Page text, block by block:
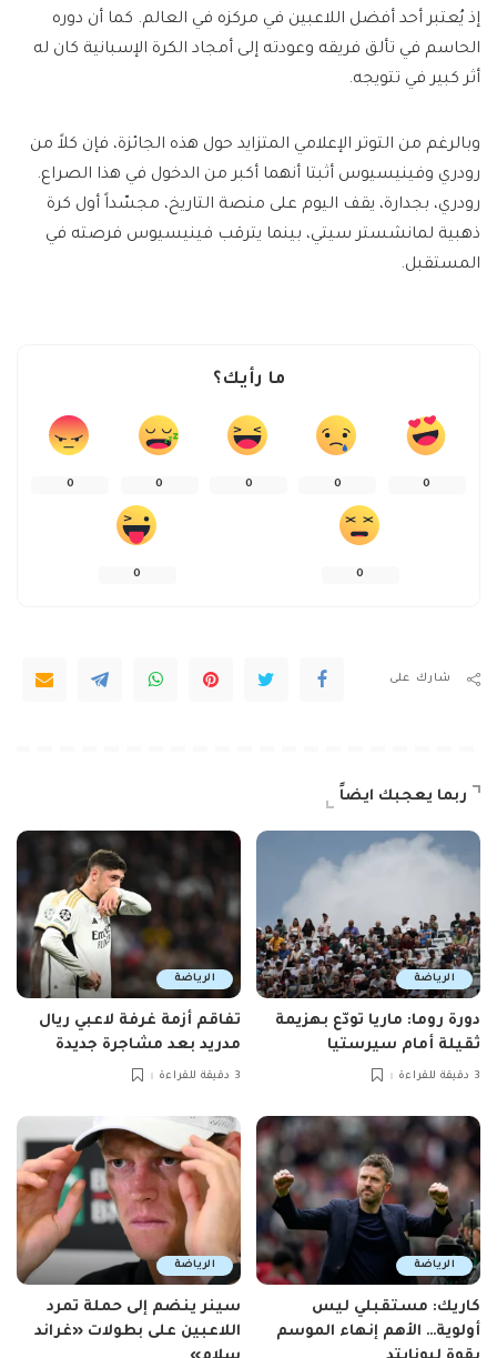
إذ يُعتبر أحد أفضل اللاعبين في مركزه في العالم. كما أن دوره
الحاسم في تألق فريقه وعودته إلى أمجاد الكرة الإسبانية كان له
أثر كبير في تتويجه.
وبالرغم من التوتر الإعلامي المتزايد حول هذه الجائزة، فإن كلاً من
رودري وفينيسيوس أثبتا أنهما أكبر من الدخول في هذا الصراع.
رودري، بجدارة، يقف اليوم على منصة التاريخ، مجسّداً أول كرة
ذهبية لمانشستر سيتي، بينما يترقب فينيسيوس فرصته في
المستقبل.
ما رأيك؟
0
0
0
0
0
0
0
شارك على
ربما يعجبك ايضاً
الرياضة
دورة روما: ماريا تودّع بهزيمة
ثقيلة أمام سيرستيا
3 دقيقة للقراءة
الرياضة
تفاقم أزمة غرفة لاعبي ريال
مدريد بعد مشاجرة جديدة
3 دقيقة للقراءة
الرياضة
كاريك: مستقبلي ليس
أولوية… الأهم إنهاء الموسم
الرياضة
سينر ينضم إلى حملة تمرد
اللاعبين على بطولات «غراند